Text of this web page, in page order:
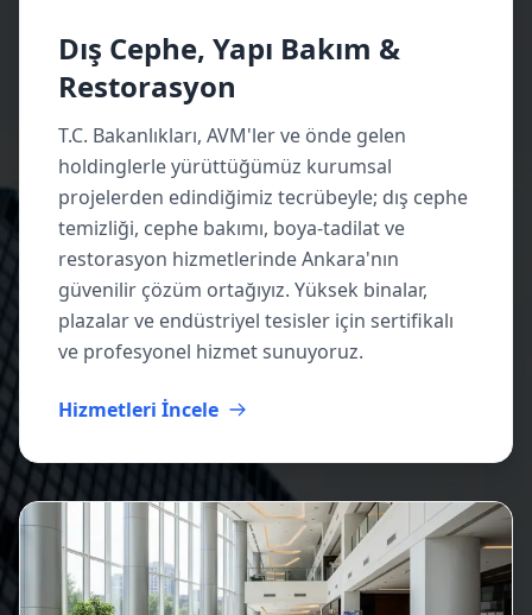
Dış Cephe, Yapı Bakım &
Restorasyon
T.C. Bakanlıkları, AVM'ler ve önde gelen
holdinglerle yürüttüğümüz kurumsal
projelerden edindiğimiz tecrübeyle; dış cephe
temizliği, cephe bakımı, boya-tadilat ve
restorasyon hizmetlerinde Ankara'nın
güvenilir çözüm ortağıyız. Yüksek binalar,
plazalar ve endüstriyel tesisler için sertifikalı
ve profesyonel hizmet sunuyoruz.
Hizmetleri İncele